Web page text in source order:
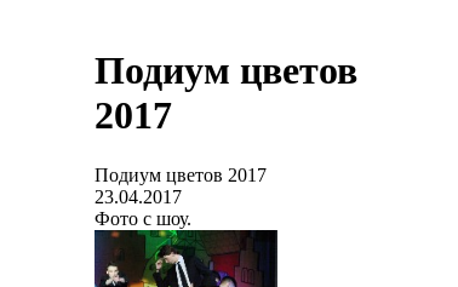
Подиум цветов
2017
Подиум цветов 2017
23.04.2017
Фото с шоу.